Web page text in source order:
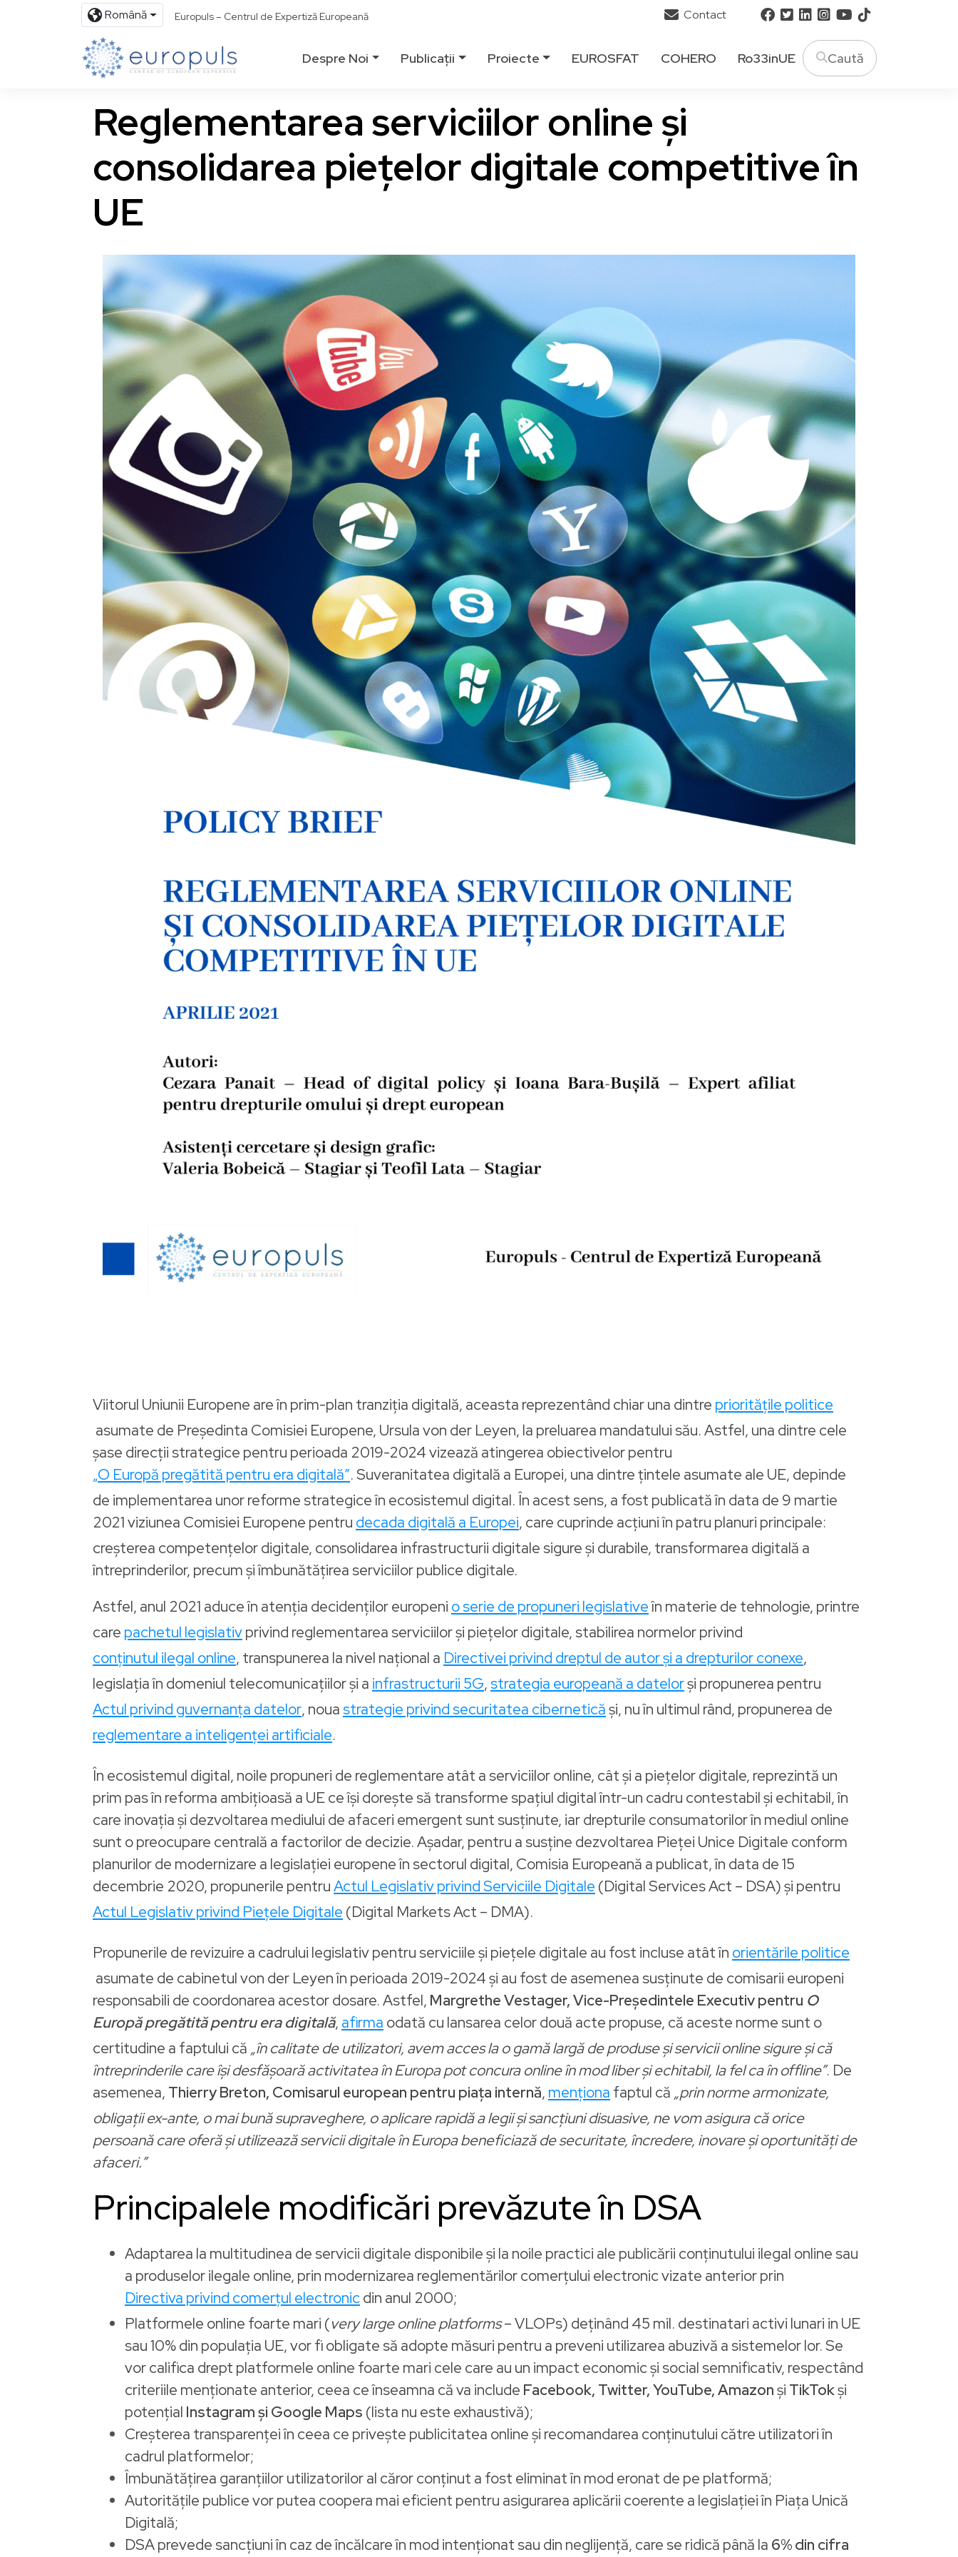
Română Europuls – Centrul de Expertiză Europeană Contact
Despre Noi Publicații Proiecte EUROSFAT COHERO Ro33inUE
Reglementarea serviciilor online și
consolidarea piețelor digitale competitive în
UE
Viitorul Uniunii Europene are în prim-plan tranziția digitală, aceasta reprezentând chiar una dintre prioritățile politice
asumate de Președinta Comisiei Europene, Ursula von der Leyen, la preluarea mandatului său. Astfel, una dintre cele
șase direcții strategice pentru perioada 2019-2024 vizează atingerea obiectivelor pentru
„O Europă pregătită pentru era digitală”. Suveranitatea digitală a Europei, una dintre țintele asumate ale UE, depinde
de implementarea unor reforme strategice în ecosistemul digital. În acest sens, a fost publicată în data de 9 martie
2021 viziunea Comisiei Europene pentru decada digitală a Europei, care cuprinde acțiuni în patru planuri principale:
creșterea competențelor digitale, consolidarea infrastructurii digitale sigure și durabile, transformarea digitală a
întreprinderilor, precum și îmbunătățirea serviciilor publice digitale.
Astfel, anul 2021 aduce în atenția decidenților europeni o serie de propuneri legislativeîn materie de tehnologie, printre
care pachetul legislativprivind reglementarea serviciilor și piețelor digitale, stabilirea normelor privind
conținutul ilegal online, transpunerea la nivel național a Directivei privind dreptul de autor și a drepturilor conexe,
legislația în domeniul telecomunicațiilor și a infrastructurii 5G, strategia europeană a datelorși propunerea pentru
Actul privind guvernanța datelor, noua strategie privind securitatea ciberneticăși, nu în ultimul rând, propunerea de
reglementare a inteligenței artificiale.
În ecosistemul digital, noile propuneri de reglementare atât a serviciilor online, cât și a piețelor digitale, reprezintă un
prim pas în reforma ambițioasă a UE ce își dorește să transforme spațiul digital într-un cadru contestabil și echitabil, în
care inovația și dezvoltarea mediului de afaceri emergent sunt susținute, iar drepturile consumatorilor în mediul online
sunt o preocupare centrală a factorilor de decizie. Așadar, pentru a susține dezvoltarea Pieței Unice Digitale conform
planurilor de modernizare a legislației europene în sectorul digital, Comisia Europeană a publicat, în data de 15
decembrie 2020, propunerile pentruActul Legislativ privind Serviciile Digitale (Digital Services Act – DSA) și pentru
Actul Legislativ privind Piețele Digitale (Digital Markets Act – DMA).
Propunerile de revizuire a cadrului legislativ pentru serviciile și piețele digitale au fost incluse atât în orientările politice
asumate de cabinetul von der Leyen în perioada 2019-2024 și au fost de asemenea susținute de comisarii europeni
responsabili de coordonarea acestor dosare. Astfel, Margrethe Vestager, Vice-Președintele Executiv pentru O
Europă pregătită pentru era digitală, afirma odată cu lansarea celor două acte propuse, că aceste norme sunt o
certitudine a faptului că „în calitate de utilizatori, avem acces la o gamă largă de produse și servicii online sigure și că
întreprinderile care își desfășoară activitatea în Europa pot concura online în mod liber și echitabil, la fel ca în offline”. De
asemenea, Thierry Breton, Comisarul european pentru piața internă, menționa faptul că „prin norme armonizate,
obligații ex-ante, o mai bună supraveghere, o aplicare rapidă a legii și sancțiuni disuasive, ne vom asigura că orice
persoană care oferă și utilizează servicii digitale în Europa beneficiază de securitate, încredere, inovare și oportunități de
afaceri.”
Principalele modificări prevăzute în DSA
Adaptarea la multitudinea de servicii digitale disponibile și la noile practici ale publicării conținutului ilegal online sau
a produselor ilegale online, prin modernizarea reglementărilor comerțului electronic vizate anterior prin
Directiva privind comerțul electronicdin anul 2000;
Platformele online foarte mari (very large online platforms– VLOPs) deținând 45 mil. destinatari activi lunari in UE
sau 10% din populația UE, vor fi obligate să adopte măsuri pentru a preveni utilizarea abuzivă a sistemelor lor. Se
vor califica drept platformele online foarte mari cele care au un impact economic și social semnificativ, respectând
criteriile menționate anterior, ceea ce înseamna că va include Facebook, Twitter, YouTube, Amazonși TikTokși
potențial Instagram și Google Maps (lista nu este exhaustivă);
Creșterea transparenței în ceea ce privește publicitatea online și recomandarea conținutului către utilizatori în
cadrul platformelor;
Îmbunătățirea garanțiilor utilizatorilor al căror conținut a fost eliminat în mod eronat de pe platformă;
Autoritățile publice vor putea coopera mai eficient pentru asigurarea aplicării coerente a legislației în Piața Unică
Digitală;
DSA prevede sancțiuni în caz de încălcare în mod intenționat sau din neglijență, care se ridică până la 6% din cifra